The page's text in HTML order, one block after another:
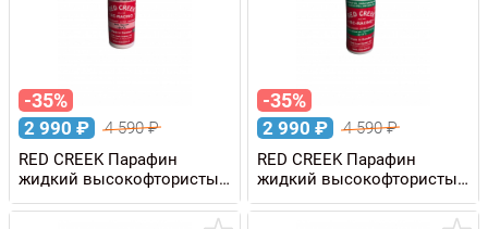
-35%
2 990 ₽ 4 590₽
RED CREEK Парафин
жидкий высокофтористый
RED CREEK RC RACING
PINK +2/-3C, 80 мл
-35%
2 990 ₽ 4 590₽
RED CREEK Парафин
жидкий высокофтористый
RED CREEK RC RACING
GREEN -3/-17 C, 80 мл